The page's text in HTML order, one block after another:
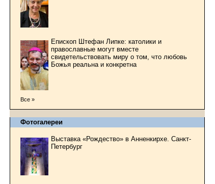
Епископ Штефан Липке: католики и
православные могут вместе
свидетельствовать миру о том, что любовь
Божья реальна и конкретна
Все »
Фотогалереи
Выставка «Рождество» в Анненкирхе. Санкт-
Петербург